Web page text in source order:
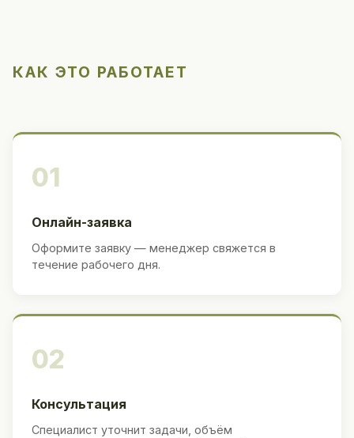
КАК ЭТО РАБОТАЕТ
01
Онлайн-заявка
Оформите заявку — менеджер свяжется в
течение рабочего дня.
02
Консультация
Специалист уточнит задачи, объём